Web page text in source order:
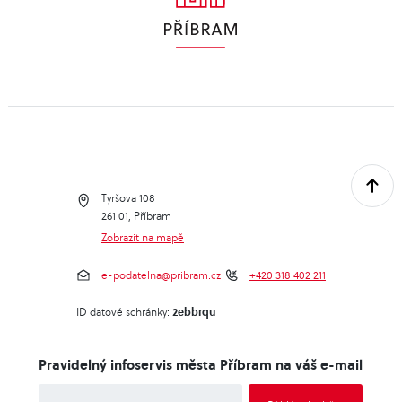
Tyršova 108
261 01, Příbram
Zobrazit na mapě
e-podatelna@pribram.cz +420 318 402 211
ID datové schránky: 2ebbrqu
Pravidelný infoservis města Příbram na váš e-mail